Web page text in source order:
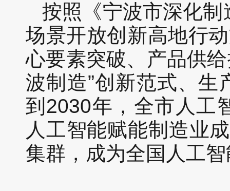
按照《宁波市深化制
场景开放创新高地行
心要素突破、产品供
波制造”创新范式、
到2030年，全市人工
人工智能赋能制造业
集群，成为全国人工